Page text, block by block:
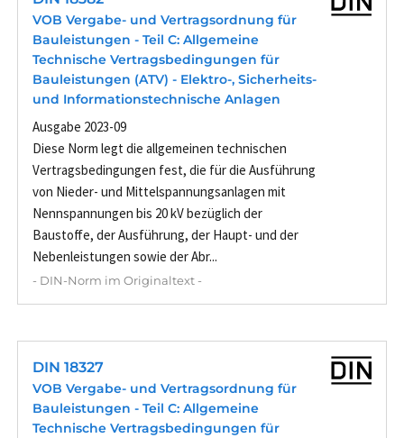
VOB Vergabe- und Vertragsordnung für
Bauleistungen - Teil C: Allgemeine
Technische Vertragsbedingungen für
Bauleistungen (ATV) - Elektro-, Sicherheits-
und Informationstechnische Anlagen
Ausgabe 2023-09
Diese Norm legt die allgemeinen technischen
Vertragsbedingungen fest, die für die Ausführung
von Nieder- und Mittelspannungsanlagen mit
Nennspannungen bis 20 kV bezüglich der
Baustoffe, der Ausführung, der Haupt- und der
Nebenleistungen sowie der Abr...
- DIN-Norm im Originaltext -
DIN 18327
VOB Vergabe- und Vertragsordnung für
Bauleistungen - Teil C: Allgemeine
Technische Vertragsbedingungen für